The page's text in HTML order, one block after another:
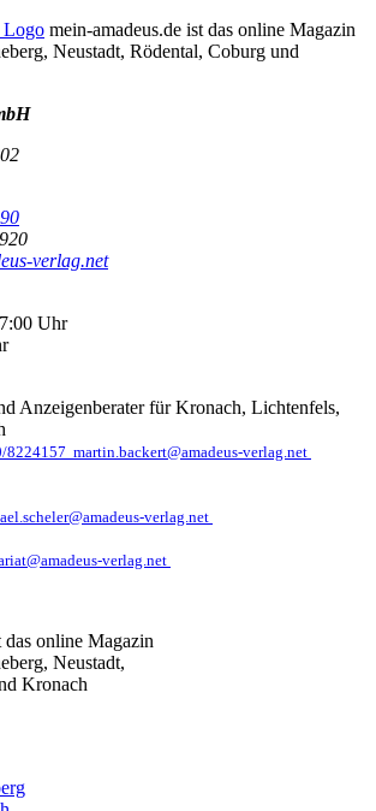
mein-amadeus.de ist das online Magazin
Neustadt, Rödental, Coburg und
verlag.net
Uhr
Anzeigenberater für Kronach, Lichtenfels,
8224157 martin.backert@amadeus-verlag.net
verlag.net
verlag.net
das online Magazin
Neustadt,
Kronach